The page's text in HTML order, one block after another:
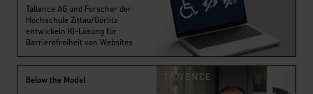
Tallence AG und Forscher der
Hochschule Zittau/Görlitz
entwickeln KI-Lösung für
Barrierefreiheit von Websites
Below the Model